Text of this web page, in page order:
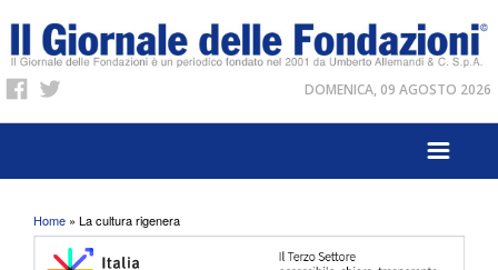
DOMENICA, 09 AGOSTO 2026
Tu sei qui
Home » La cultura rigenera